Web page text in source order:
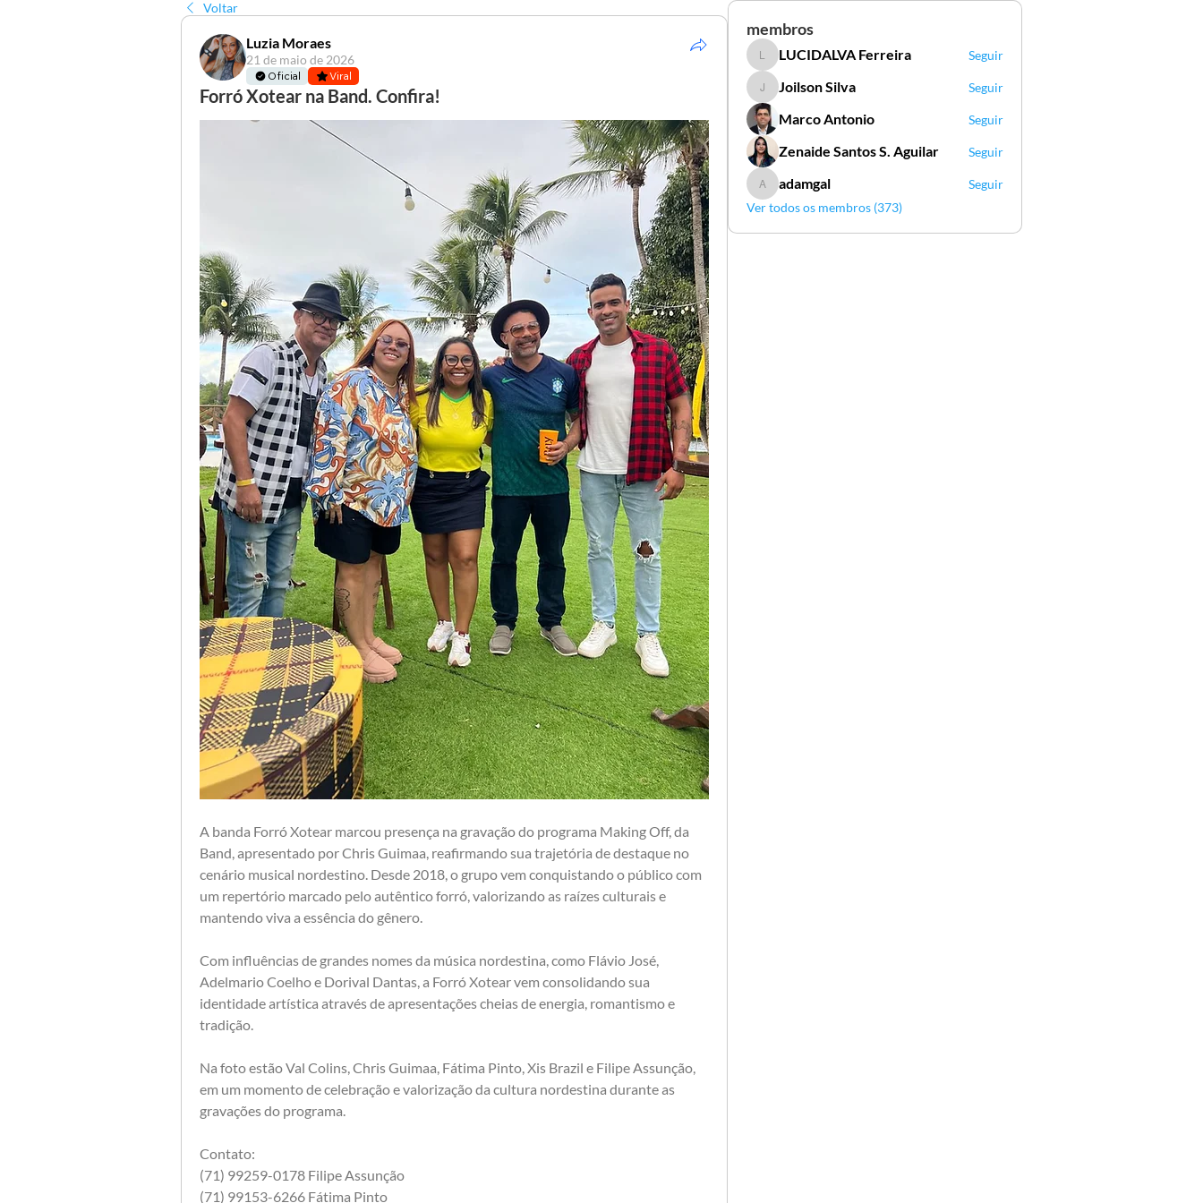
Voltar
Luzia Moraes
21 de maio de 2026
Oficial Viral
Forró Xotear na Band. Confira!
A banda Forró Xotear marcou presença na gravação do programa Making Off, da
Band, apresentado por Chris Guimaa, reafirmando sua trajetória de destaque no
cenário musical nordestino. Desde 2018, o grupo vem conquistando o público com
um repertório marcado pelo autêntico forró, valorizando as raízes culturais e
mantendo viva a essência do gênero.
Com influências de grandes nomes da música nordestina, como Flávio José,
Adelmario Coelho e Dorival Dantas, a Forró Xotear vem consolidando sua
identidade artística através de apresentações cheias de energia, romantismo e
tradição.
Na foto estão Val Colins, Chris Guimaa, Fátima Pinto, Xis Brazil e Filipe Assunção,
em um momento de celebração e valorização da cultura nordestina durante as
gravações do programa.
Contato:
(71) 99259-0178 Filipe Assunção
(71) 99153-6266 Fátima Pinto
membros
LUCIDALVA Ferreira
LUCIDALVA Ferreira Seguir
Joilson Silva
Joilson Silva Seguir
Marco Antonio Seguir
Zenaide Santos S. Aguilar Seguir
adamgal
adamgal
Seguir
Ver todos os membros (373)